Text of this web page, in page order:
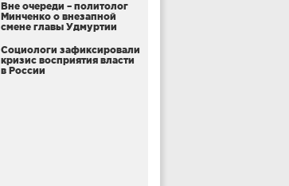
Вне очереди – политолог
Минченко о внезапной
смене главы Удмуртии
Социологи зафиксировали
кризис восприятия власти
в России